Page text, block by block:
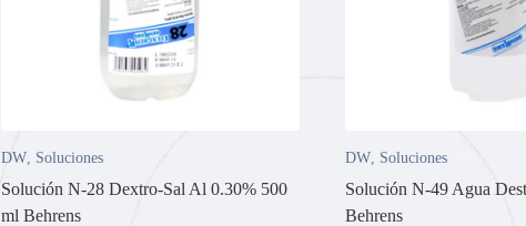
DW, Soluciones
Solución N-28 Dextro-Sal Al 0.30% 500
ml Behrens
DW, Soluciones
Solución N-49 Agua
Behrens